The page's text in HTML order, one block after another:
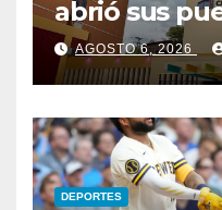
abrió sus
renovada
AGOSTO 6, 2026
DEPORTES